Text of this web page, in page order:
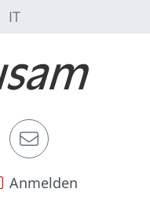
IT
Anmelden